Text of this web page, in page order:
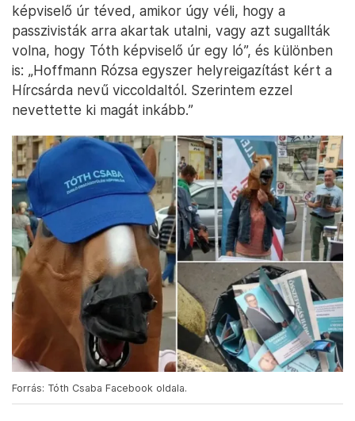
képviselő úr téved, amikor úgy véli, hogy a
passzivisták arra akartak utalni, vagy azt sugallták
volna, hogy Tóth képviselő úr egy ló”, és különben
is: „Hoffmann Rózsa egyszer helyreigazítást kért a
Hírcsárda nevű viccoldaltól. Szerintem ezzel
nevettette ki magát inkább.”
Forrás: Tóth Csaba Facebook oldala.